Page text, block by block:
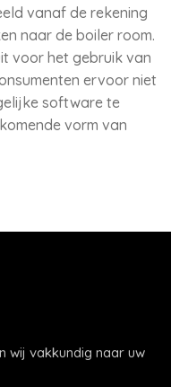
vanaf de rekening
naar de boiler room.
voor het gebruik van
ervoor niet
software te
vorm van
wij vakkundig naar uw